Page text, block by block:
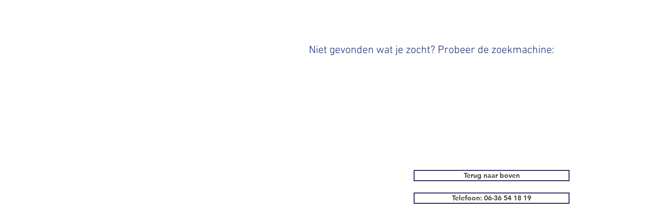
Niet gevonden wat je zocht? Probeer de zoekmachine:
Terug naar boven
Telefoon: 06-36 54 18 19